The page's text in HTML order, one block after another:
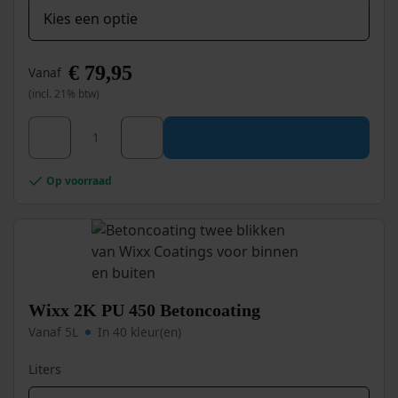
Vanaf € 79,95
(incl. 21% btw)
Wixx 2K Epoxy 650 Extreme Betoncoating aantal
Dit
heeft
meerdere
op
de
productpagina
Op voorraad
Wixx 2K PU 450 Betoncoating
Vanaf 5L In 40 kleur(en)
Liters